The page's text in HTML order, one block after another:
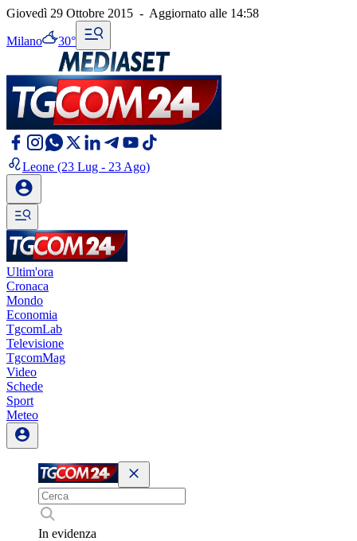
Giovedì 29 Ottobre 2015 - Aggiornato alle 14:58
Milano 30°
Leone (23 Lug - 23 Ago)
Ultim'ora
Cronaca
Mondo
Economia
TgcomLab
Televisione
TgcomMag
Video
Schede
Sport
Meteo
In evidenza